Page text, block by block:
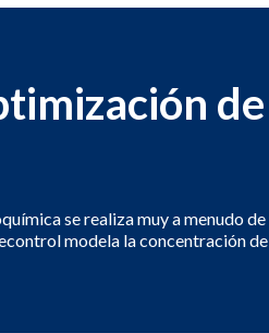
se realiza muy a menudo
modela la concentración